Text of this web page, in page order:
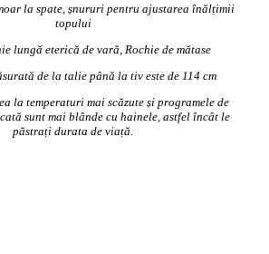
la spate, șnururi pentru ajustarea înălțimii
topului
lungă eterică de vară, Rochie de mătase
de la talie până la tiv este de 114 cm
la temperaturi mai scăzute și programele de
sunt mai blânde cu hainele, astfel încât le
păstrați durata de viață.